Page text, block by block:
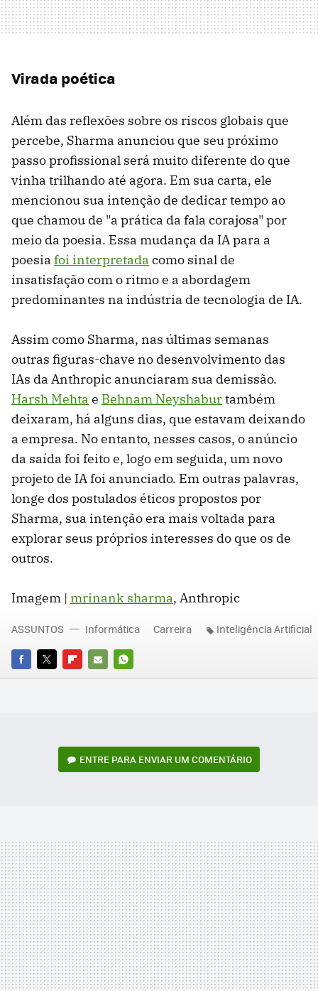
Virada poética
Além das reflexões sobre os riscos globais que
percebe, Sharma anunciou que seu próximo
passo profissional será muito diferente do que
vinha trilhando até agora. Em sua carta, ele
mencionou sua intenção de dedicar tempo ao
que chamou de "a prática da fala corajosa" por
meio da poesia. Essa mudança da IA ​​para a
poesia foi interpretada como sinal de
insatisfação com o ritmo e a abordagem
predominantes na indústria de tecnologia de IA.
Assim como Sharma, nas últimas semanas
outras figuras-chave no desenvolvimento das
IAs da Anthropic anunciaram sua demissão.
Harsh Mehta e Behnam Neyshaburtambém
deixaram, há alguns dias, que estavam deixando
a empresa. No entanto, nesses casos, o anúncio
da saída foi feito e, logo em seguida, um novo
projeto de IA foi anunciado. Em outras palavras,
longe dos postulados éticos propostos por
Sharma, sua intenção era mais voltada para
explorar seus próprios interesses do que os de
outros.
Imagem | mrinank sharma, Anthropic
FACEBOOK
TWITTERFLIPBOARD
E-
WHATSAPP
ASSUNTOS Informática Carreira Inteligência Artificial
ENTRE PARA ENVIAR UM COMENTÁRIO